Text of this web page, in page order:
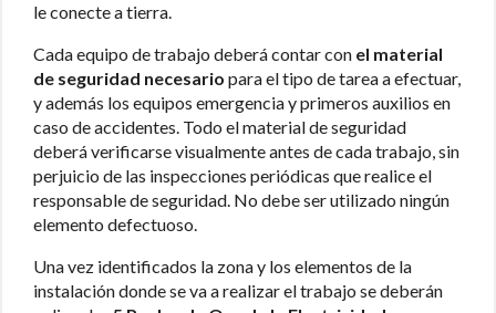
le conecte a tierra.
Cada equipo de trabajo deberá contar con el material
de seguridad necesario para el tipo de tarea a efectuar,
y además los equipos emergencia y primeros auxilios en
caso de accidentes. Todo el material de seguridad
deberá verificarse visualmente antes de cada trabajo, sin
perjuicio de las inspecciones periódicas que realice el
responsable de seguridad. No debe ser utilizado ningún
elemento defectuoso.
Una vez identificados la zona y los elementos de la
instalación donde se va a realizar el trabajo se deberán